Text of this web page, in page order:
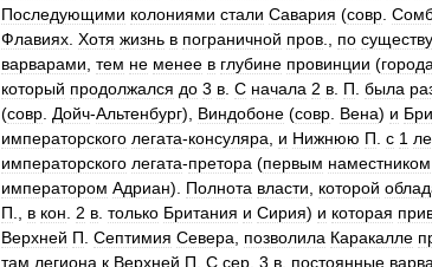
Последующими колониями стали Савария (совр
Флавиях Хотя жизнь в пограничной пров по существу
варварами тем не менее в глубине провинции (города
который продолжался до 3 в С начала 2 в П была
(совр Дойч-Альтенбург), Виндобоне (совр Вена) и
императорского легата-консуляра и Нижнюю П с 1
императорского легата-претора (первым наместником
императором Адриан). Полнота власти которой
П
в кон 2 в только Британия и Сирия) и которая
Верхней П Септимия Севера позволила Каракалле
там легиона к Верхней П С сер 3 в постоянные